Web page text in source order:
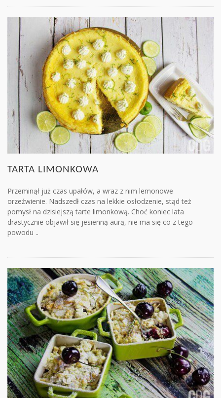
TARTA LIMONKOWA
Przeminął już czas upałów, a wraz z nim lemonowe
orzeźwienie. Nadszedł czas na lekkie osłodzenie, stąd też
pomysł na dzisiejszą tarte limonkową. Choć koniec lata
drastycznie objawił się jesienną aurą, nie ma się co z tego
powodu ..